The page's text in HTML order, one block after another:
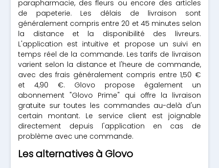
parapharmacie, des fleurs ou encore des articles
de papeterie. Les délais de livraison sont
généralement compris entre 20 et 45 minutes selon
la distance et la disponibilité des livreurs.
L'application est intuitive et propose un suivi en
temps réel de la commande. Les tarifs de livraison
varient selon la distance et l'heure de commande,
avec des frais généralement compris entre 1,50 €
et 4,90 €. Glovo propose également un
abonnement "Glovo Prime" qui offre la livraison
gratuite sur toutes les commandes au-delà d'un
certain montant. Le service client est joignable
directement depuis l'application en cas de
problème avec une commande.
Les alternatives à Glovo